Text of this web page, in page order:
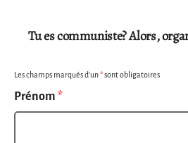
Tu es communiste? Alors,
Les champs marqués d’un*sont obligatoires
Prénom *